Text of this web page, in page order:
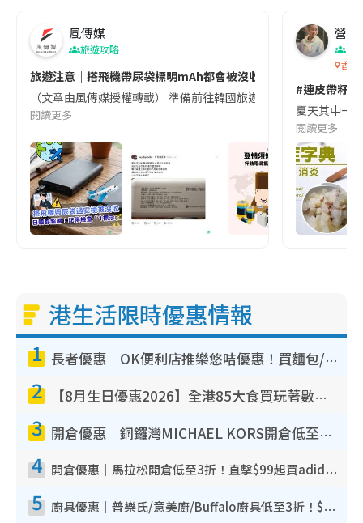
風傳媒
旅遊攻略
旅遊注意｜搭飛機帶尿袋標明mAh都會被沒收😱出發前切記檢查
（文章由風傳媒授權轉載） 準備前往韓國旅遊的民眾，近期要
閱讀更多
營養
香港
#連皮帶籽
夏天其中一
閱讀更多
港生活限時優惠情報
1 長者優惠｜OK便利店推樂悠咭優惠！買麵包/牛奶/保健品拍卡即減
2 【8月生日優惠2026】全港85大食買玩著數攻略 自助餐/火鍋放題同行免費＋誠品/DONKI送現金券
3 開倉優惠｜銅鑼灣MICHAEL KORS開倉低至17折！直擊$500起買手袋/銀包/鞋款 必買經典Jet Set系列
4 開倉優惠｜馬拉松開倉低至3折！直擊$99起買adidas／New Balance／Puma鞋款 STANLEY保溫杯劈價至$119起
5 廚具優惠｜普樂氏/意美廚/Buffalo廚具低至3折！$89起買煎鍋／炒鑊／個人鍋 同場小家電激減至$99起